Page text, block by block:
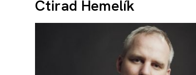
Ctirad Hemelík